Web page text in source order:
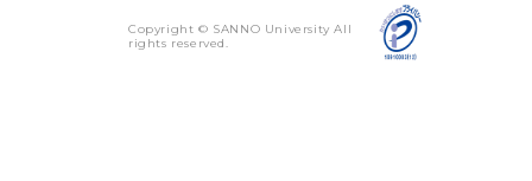
Copyright © SANNO University All
rights reserved.